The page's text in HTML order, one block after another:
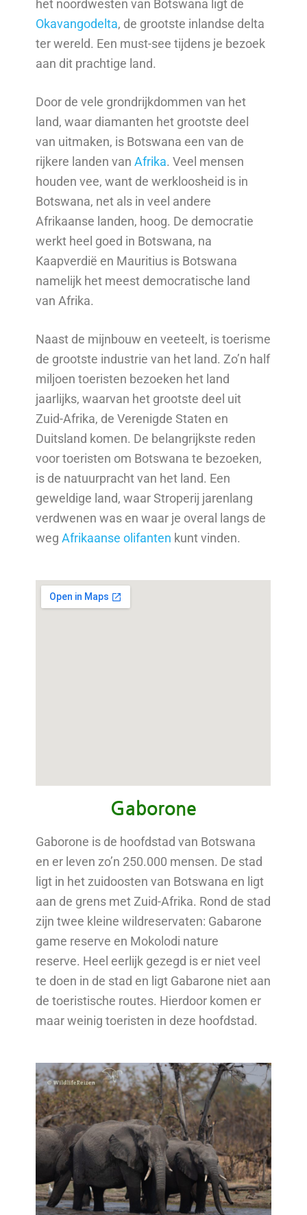
het noordwesten van Botswana ligt de
Okavangodelta, de grootste inlandse delta
ter wereld. Een must-see tijdens je bezoek
aan dit prachtige land.
Door de vele grondrijkdommen van het
land, waar diamanten het grootste deel
van uitmaken, is Botswana een van de
rijkere landen vanAfrika. Veel mensen
houden vee, want de werkloosheid is in
Botswana, net als in veel andere
Afrikaanse landen, hoog. De democratie
werkt heel goed in Botswana, na
Kaapverdië en Mauritius is Botswana
namelijk het meest democratische land
van Afrika.
Naast de mijnbouw en veeteelt, is toerisme
de grootste industrie van het land. Zo’n half
miljoen toeristen bezoeken het land
jaarlijks, waarvan het grootste deel uit
Zuid-Afrika, de Verenigde Staten en
Duitsland komen. De belangrijkste reden
voor toeristen om Botswana te bezoeken,
is de natuurpracht van het land. Een
geweldige land, waar Stroperij jarenlang
verdwenen was en waar je overal langs de
wegAfrikaanse olifanten kunt vinden.
Gaborone
Gaborone is de hoofdstad van Botswana
en er leven zo’n 250.000 mensen. De stad
ligt in het zuidoosten van Botswana en ligt
aan de grens met Zuid-Afrika. Rond de stad
zijn twee kleine wildreservaten: Gabarone
game reserve en Mokolodi nature
reserve. Heel eerlijk gezegd is er niet veel
te doen in de stad en ligt Gabarone niet aan
de toeristische routes. Hierdoor komen er
maar weinig toeristen in deze hoofdstad.